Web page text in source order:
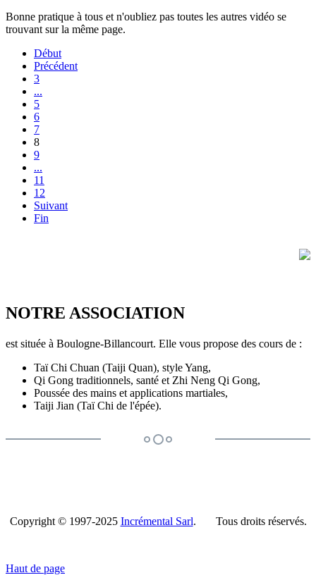
Bonne pratique à tous et n'oubliez pas toutes les autres vidéo se
trouvant sur la même page.
Début
Précédent
3
...
5
6
7
8
9
...
11
12
Suivant
Fin
NOTRE ASSOCIATION
est située à Boulogne-Billancourt. Elle vous propose des cours de :
Taï Chi Chuan (Taiji Quan), style Yang,
Qi Gong traditionnels, santé et Zhi Neng Qi Gong,
Poussée des mains et applications martiales,
Taiji Jian (Taï Chi de l'épée).
Copyright © 1997-2025 Incrémental Sarl. Tous droits réservés.
Haut de page